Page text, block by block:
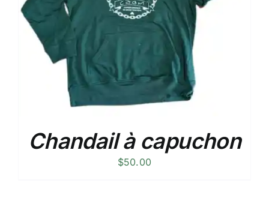
Chandail à capuchon
$50.00